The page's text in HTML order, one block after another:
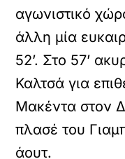
αγωνιστικό
άλλη μία
52’. Στο 57’
Καλτσά για
Μακέντα στον
πλασέ του
άουτ.